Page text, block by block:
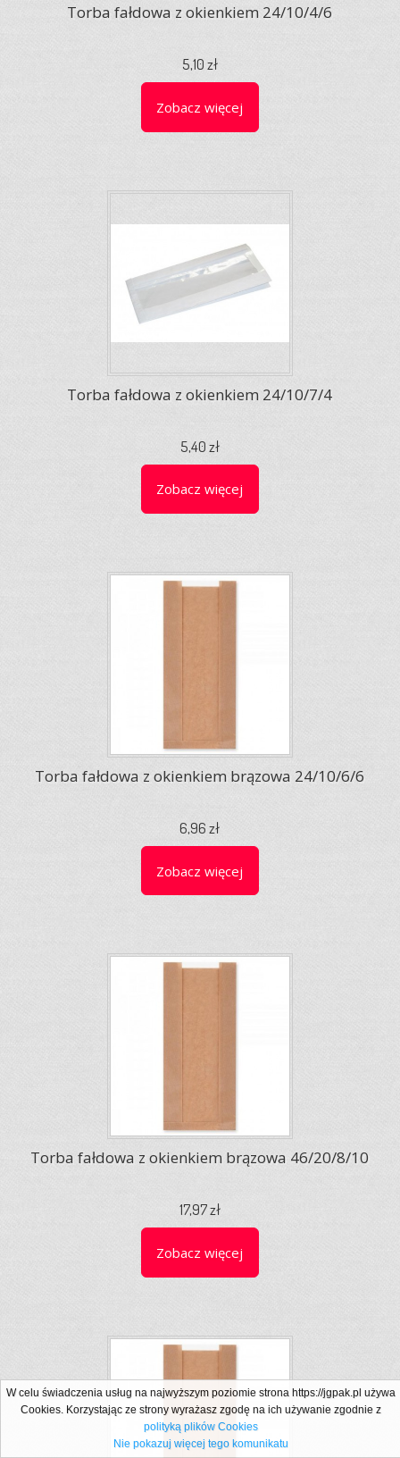
Torba fałdowa z okienkiem 24/10/4/6
5,10 zł
Zobacz więcej
Torba fałdowa z okienkiem 24/10/7/4
5,40 zł
Zobacz więcej
Torba fałdowa z okienkiem brązowa 24/10/6/6
6,96 zł
Zobacz więcej
Torba fałdowa z okienkiem brązowa 46/20/8/10
17,97 zł
Zobacz więcej
W celu świadczenia usług na najwyższym poziomie strona https://jgpak.pl używa
Cookies. Korzystając ze strony wyrażasz zgodę na ich używanie zgodnie z
polityką plików Cookies
Nie pokazuj więcej tego komunikatu